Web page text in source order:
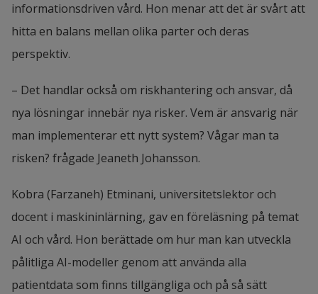
informationsdriven vård. Hon menar att det är svårt att
hitta en balans mellan olika parter och deras
perspektiv.
– Det handlar också om riskhantering och ansvar, då
nya lösningar innebär nya risker. Vem är ansvarig när
man implementerar ett nytt system? Vågar man ta
risken? frågade Jeaneth Johansson.
Kobra (Farzaneh) Etminani, universitetslektor och
docent i maskininlärning, gav en föreläsning på temat
AI och vård. Hon berättade om hur man kan utveckla
pålitliga AI-modeller genom att använda alla
patientdata som finns tillgängliga och på så sätt